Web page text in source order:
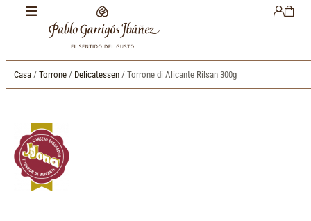
Casa / Torrone / Delicatessen / Torrone di Alicante Rilsan 300g